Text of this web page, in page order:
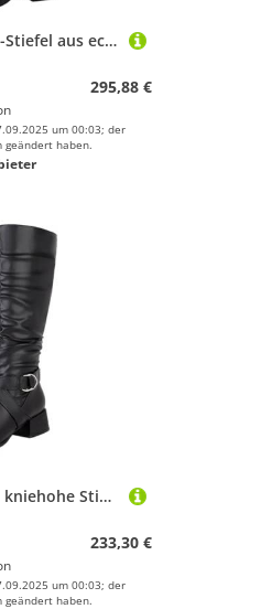
Wjnvfioo Damen-Stiefel aus echtem Leder, hohe Stiefel, dicke Absätze, kniehohe Stiefel, Herbst, Winter, warm, lange Damenschuhe
295,88 €
um 00:03; der
geändert haben.
Wjnvfioo Damen kniehohe Stiefel mit Reißverschluss, Leder, Schnalle, lange Ritterstiefel, Damen, niedrige Absätze
233,30 €
um 00:03; der
geändert haben.